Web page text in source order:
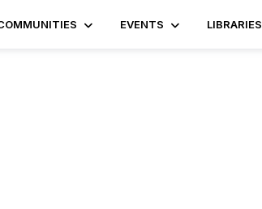
EVENTS LIBRARIES